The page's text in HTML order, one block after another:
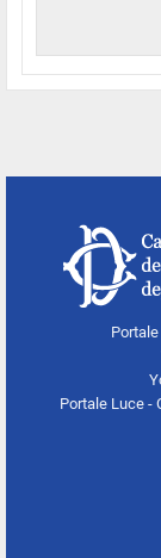
Portale Luce -